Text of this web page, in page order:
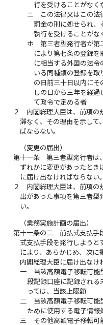
行を受けることがなく
ニ
この法律又はこの法
罰金の刑に処せられ、
執行を受けることがな
ホ
第三者型発行者が第
により第七条の登録
に相当する外国の法
いる同種類の登録を取
の日前三十日以内にそ
しの日から三年を経
て政令で定める者
２
内閣総理大臣は、前項の
滞なく、その理由を示して
ばならない。
（変更の届出）
第十一条
第三者型発行者は
ずれかに変更があったとき
に届け出なければならない。
２
内閣総理大臣は、前項の
出があった事項を第三者型
い。
（業務実施計画の届出）
第十一条の二
前払式支払手
式支払手段を発行しようと
により、あらかじめ、次に
内閣総理大臣に届け出なけ
一
当該高額電子移転可能
段記録口座に記録される
っては、当該上限額
二
当該高額電子移転可能
ために使用する電子情報
三
その他高額電子移転可